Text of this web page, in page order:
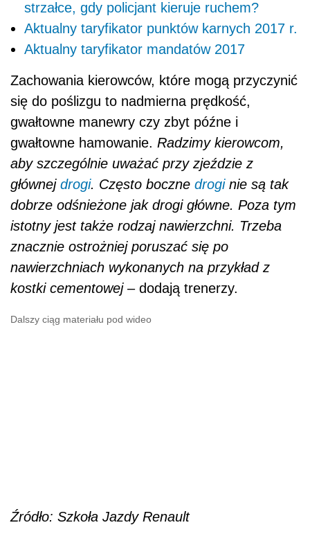
strzałce, gdy policjant kieruje ruchem?
Aktualny taryfikator punktów karnych 2017 r.
Aktualny taryfikator mandatów 2017
Zachowania kierowców, które mogą przyczynić
się do poślizgu to nadmierna prędkość,
gwałtowne manewry czy zbyt późne i
gwałtowne hamowanie. Radzimy kierowcom,
aby szczególnie uważać przy zjeździe z
głównej drogi. Często boczne droginie są tak
dobrze odśnieżone jak drogi główne. Poza tym
istotny jest także rodzaj nawierzchni. Trzeba
znacznie ostrożniej poruszać się po
nawierzchniach wykonanych na przykład z
kostki cementowej – dodają trenerzy.
Dalszy ciąg materiału pod wideo
Źródło: Szkoła Jazdy Renault